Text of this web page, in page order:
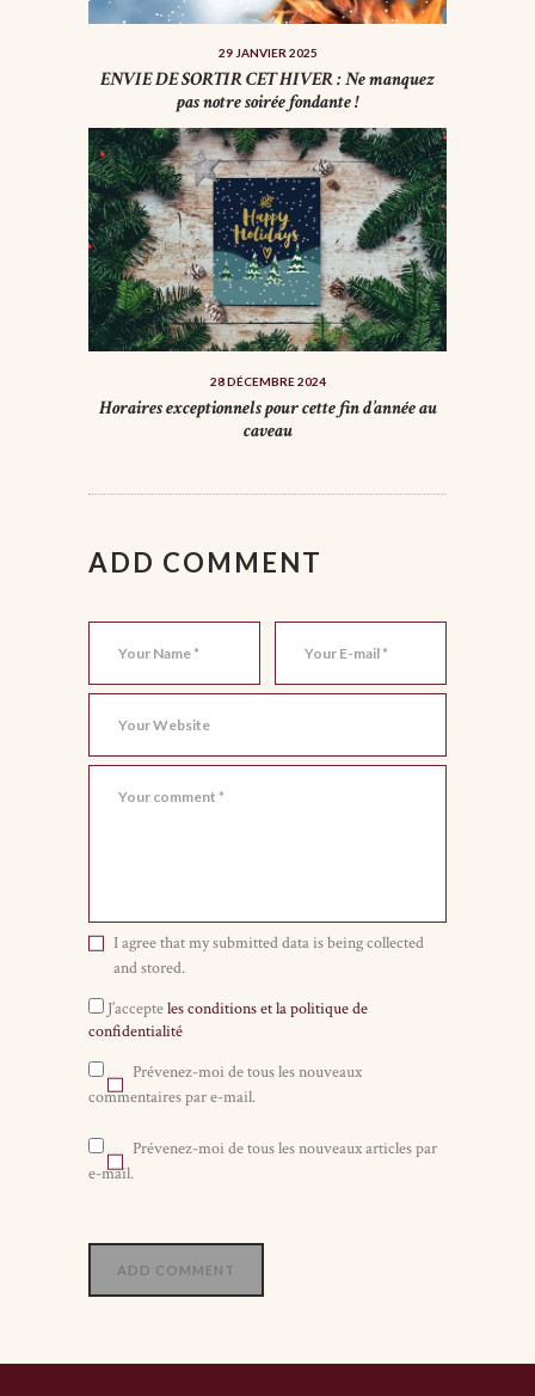
29 JANVIER 2025
ENVIE DE SORTIR CET HIVER : Ne manquez
pas notre soirée fondante !
28 DÉCEMBRE 2024
Horaires exceptionnels pour cette fin d’année au
caveau
ADD COMMENT
I agree that my submitted data is being collected
and stored.
J’accepteles conditions et la politique de
confidentialité
Prévenez-moi de tous les nouveaux
commentaires par e-mail.
Prévenez-moi de tous les nouveaux articles par
e-mail.